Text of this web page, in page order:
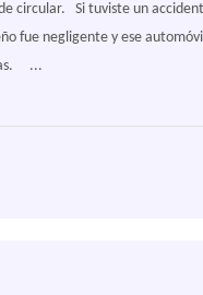
circular. Si tuviste un
fue negligente y ese
...